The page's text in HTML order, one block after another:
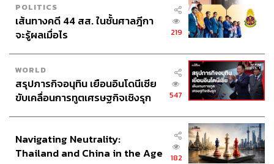
POLITICS
เส้นทางคดี 44 สส. ในชั้นศาลฎีกา
จะรู้ผลเมื่อไร
219
WORLD
สรุปภารกิจอนุทิน เยือนอินโดนีเซีย
ขับเคลื่อนการทูตเศรษฐกิจเชิงรุก
547
Navigating Neutrality:
Thailand and China in the Age
182